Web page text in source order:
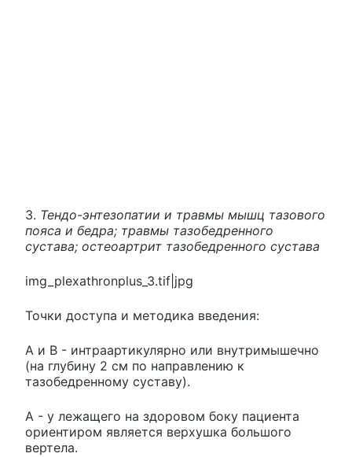
3. Тендо-энтезопатии и травмы мышц тазового
пояса и бедра; травмы тазобедренного
сустава; остеоартрит тазобедренного сустава
img_plexathronplus_3.tif|jpg
Точки доступа и методика введения:
А и B - интраартикулярно или внутримышечно
(на глубину 2 см по направлению к
тазобедренному суставу).
А - у лежащего на здоровом боку пациента
ориентиром является верхушка большого
вертела.